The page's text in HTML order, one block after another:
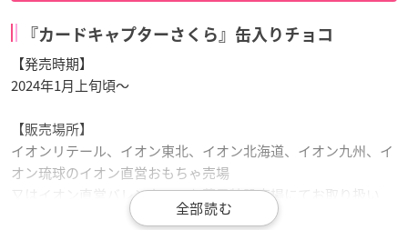
『カードキャプターさくら』缶入りチョコ
【発売時期】
2024年1月上旬頃～
【販売場所】
イオンリテール、イオン東北、イオン北海道、イオン九州、イ
オン琉球のイオン直営おもちゃ売場
又はイオン直営バレンタインお菓子特設売場にてお取り扱い
（※一部取り扱いのない店舗があります）